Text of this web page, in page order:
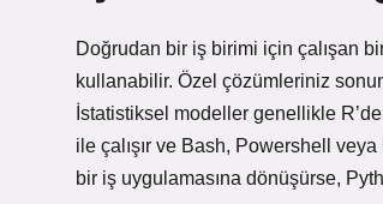
Doğrudan bir iş birimi için çalışan
kullanabilir. Özel çözümleriniz
İstatistiksel modeller genellikle
ile çalışır ve Bash, Powershell
bir iş uygulamasına dönüşürse,